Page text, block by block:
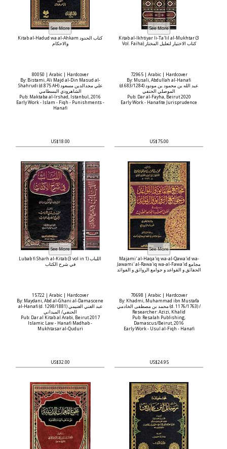
Kitab al-Hadud wa al-Ahkam كتاب الحدود
والاحكام
80050 | Arabic | Hardcover
By: Bistami, Ali Majd al-Din Masud al-
Shahrudi (d.875 AH) علي مجدالدين مسعود
الشاهرودي البسطامي
Pub: Maktaba al-Irshad, Istanbul, 2016
Early Work - Islam - Fiqh - Punishments -
Hanafi
US$18.00
Kitab al-Ikhtiyar li-Ta'lil al-Mukhtar (3
Vol. Faiha) كتاب الاختيار لتعليل المختار
72965 | Arabic | Hardcover
By: Musali, Abdullah al-Hanafi
(d.683/1284) عبد الله بن محمود بن مودود
الموصلي الحنفي
Pub: Dar al-Fayha, Beirut 2020
Early Work - Hanafite Jurisprudence
US$75.00
Lubab fi Sharh al-Kitab (3 vol in 1) اللباب
في شرح الكتاب
15722 | Arabic | Hardcover
By: Maydani, Abd al-Ghani al-Damascene
al-Hanafi (d. 1298/1881) عبد الغني الغنيمي
الحنفي/ الميداني
Pub: Dar al Kitab al Arabi, Beirut 2017
Islamic Law - Hanafi Madhab -
Mukhtasar al-Quduri
US$32.00
Majami' al-Haqa'iq wa-al-Qawa'id wa-
Jawami' al-Rawa'iq wa-al-Fawa'id مجامع
الحقائق و القواعد و جوامع الروائق و الفوائد
70698 | Arabic | Hardcover
By: Khadmi, Muhammad ibn Mustafa
محمد بن مصطفى الخادمي (d. 1176/1763) /
Researcher: Azizi, Khalid
Pub: Resalah Publishing,
Damascus/Beirut, 2016
Early Work - Usul al-Fiqh - Hanafi
US$24.95